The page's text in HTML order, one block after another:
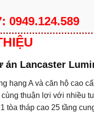
0949.124.589
Lancaster
hạng A và căn hộ cao
thuận lợi với nhiều
tòa tháp cao 25 tầng